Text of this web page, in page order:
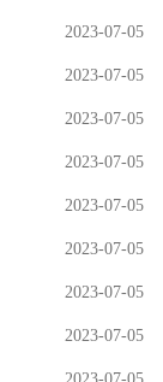
2023-07-05
2023-07-05
2023-07-05
2023-07-05
2023-07-05
2023-07-05
2023-07-05
2023-07-05